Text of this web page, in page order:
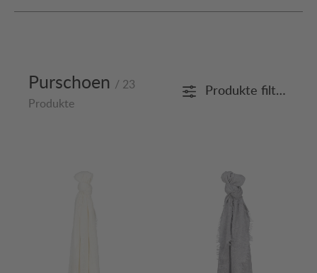
Purschoen / 23
Produkte
Produkte filtern